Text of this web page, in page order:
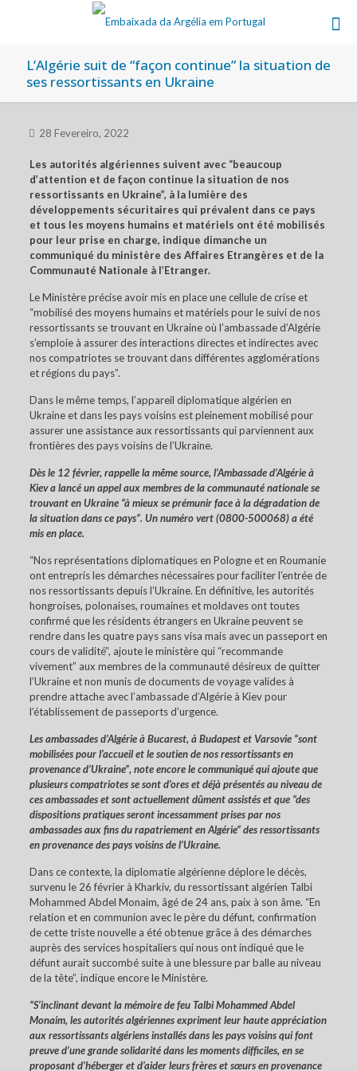
L’Algérie suit de “façon continue” la situation de
ses ressortissants en Ukraine
28 Fevereiro, 2022
Les autorités algériennes suivent avec “beaucoup
d’attention et de façon continue la situation de nos
ressortissants en Ukraine”, à la lumière des
développements sécuritaires qui prévalent dans ce pays
et tous les moyens humains et matériels ont été mobilisés
pour leur prise en charge, indique dimanche un
communiqué du ministère des Affaires Etrangères et de la
Communauté Nationale à l’Etranger.
Le Ministère précise avoir mis en place une cellule de crise et
“mobilisé des moyens humains et matériels pour le suivi de nos
ressortissants se trouvant en Ukraine où l’ambassade d’Algérie
s’emploie à assurer des interactions directes et indirectes avec
nos compatriotes se trouvant dans différentes agglomérations
et régions du pays”.
Dans le même temps, l’appareil diplomatique algérien en
Ukraine et dans les pays voisins est pleinement mobilisé pour
assurer une assistance aux ressortissants qui parviennent aux
frontières des pays voisins de l’Ukraine.
Dès le 12 février, rappelle la même source, l’Ambassade d’Algérie à
Kiev a lancé un appel aux membres de la communauté nationale se
trouvant en Ukraine “à mieux se prémunir face à la dégradation de
la situation dans ce pays”. Un numéro vert (0800-500068) a été
mis en place.
“Nos représentations diplomatiques en Pologne et en Roumanie
ont entrepris les démarches nécessaires pour faciliter l’entrée de
nos ressortissants depuis l’Ukraine. En définitive, les autorités
hongroises, polonaises, roumaines et moldaves ont toutes
confirmé que les résidents étrangers en Ukraine peuvent se
rendre dans les quatre pays sans visa mais avec un passeport en
cours de validité”, ajoute le ministère qui “recommande
vivement” aux membres de la communauté désireux de quitter
l’Ukraine et non munis de documents de voyage valides à
prendre attache avec l’ambassade d’Algérie à Kiev pour
l’établissement de passeports d’urgence.
Les ambassades d’Algérie à Bucarest, à Budapest et Varsovie “sont
mobilisées pour l’accueil et le soutien de nos ressortissants en
provenance d’Ukraine”, note encore le communiqué qui ajoute que
plusieurs compatriotes se sont d’ores et déjà présentés au niveau de
ces ambassades et sont actuellement dûment assistés et que “des
dispositions pratiques seront incessamment prises par nos
ambassades aux fins du rapatriement en Algérie” des ressortissants
en provenance des pays voisins de l’Ukraine.
Dans ce contexte, la diplomatie algérienne déplore le décès,
survenu le 26 février à Kharkiv, du ressortissant algérien Talbi
Mohammed Abdel Monaim, âgé de 24 ans, paix à son âme. “En
relation et en communion avec le père du défunt, confirmation
de cette triste nouvelle a été obtenue grâce à des démarches
auprès des services hospitaliers qui nous ont indiqué que le
défunt aurait succombé suite à une blessure par balle au niveau
de la tête”, indique encore le Ministère.
“S’inclinant devant la mémoire de feu Talbi Mohammed Abdel
Monaim, les autorités algériennes expriment leur haute appréciation
aux ressortissants algériens installés dans les pays voisins qui font
preuve d’une grande solidarité dans les moments difficiles, en se
proposant d’héberger et d’aider leurs frères et sœurs en provenance